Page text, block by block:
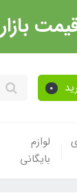
قبل از
0
لوازم
بایگانی